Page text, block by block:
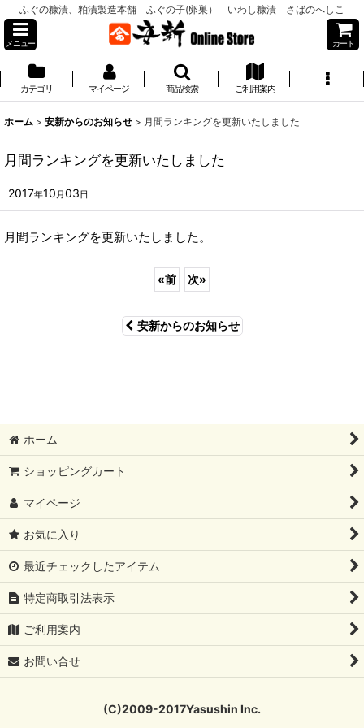
ふぐの糠漬、粕漬製造本舗 ふぐの子(卵巣） いわし糠漬 さばのへしこ
メニュー カート
カテゴリ マイページ 商品検索 ご利用案内
ホーム > 安新からのお知らせ > 月間ランキングを更新いたしました
月間ランキングを更新いたしました
2017年10 月03日
月間ランキングを更新いたしました。
«前 次»
安新からのお知らせ
ホーム
ショッピングカート
マイページ
お気に入り
最近チェックしたアイテム
特定商取引法表示
ご利用案内
お問い合せ
(C)2009-2017Yasushin Inc.